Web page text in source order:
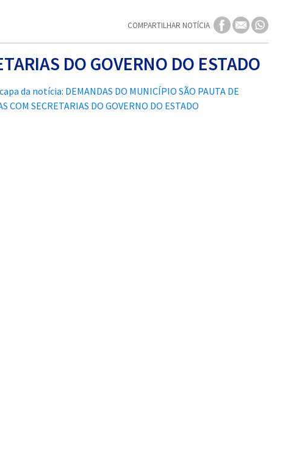
COMPARTILHAR NOTÍCIA
DO GOVERNO DO ESTADO